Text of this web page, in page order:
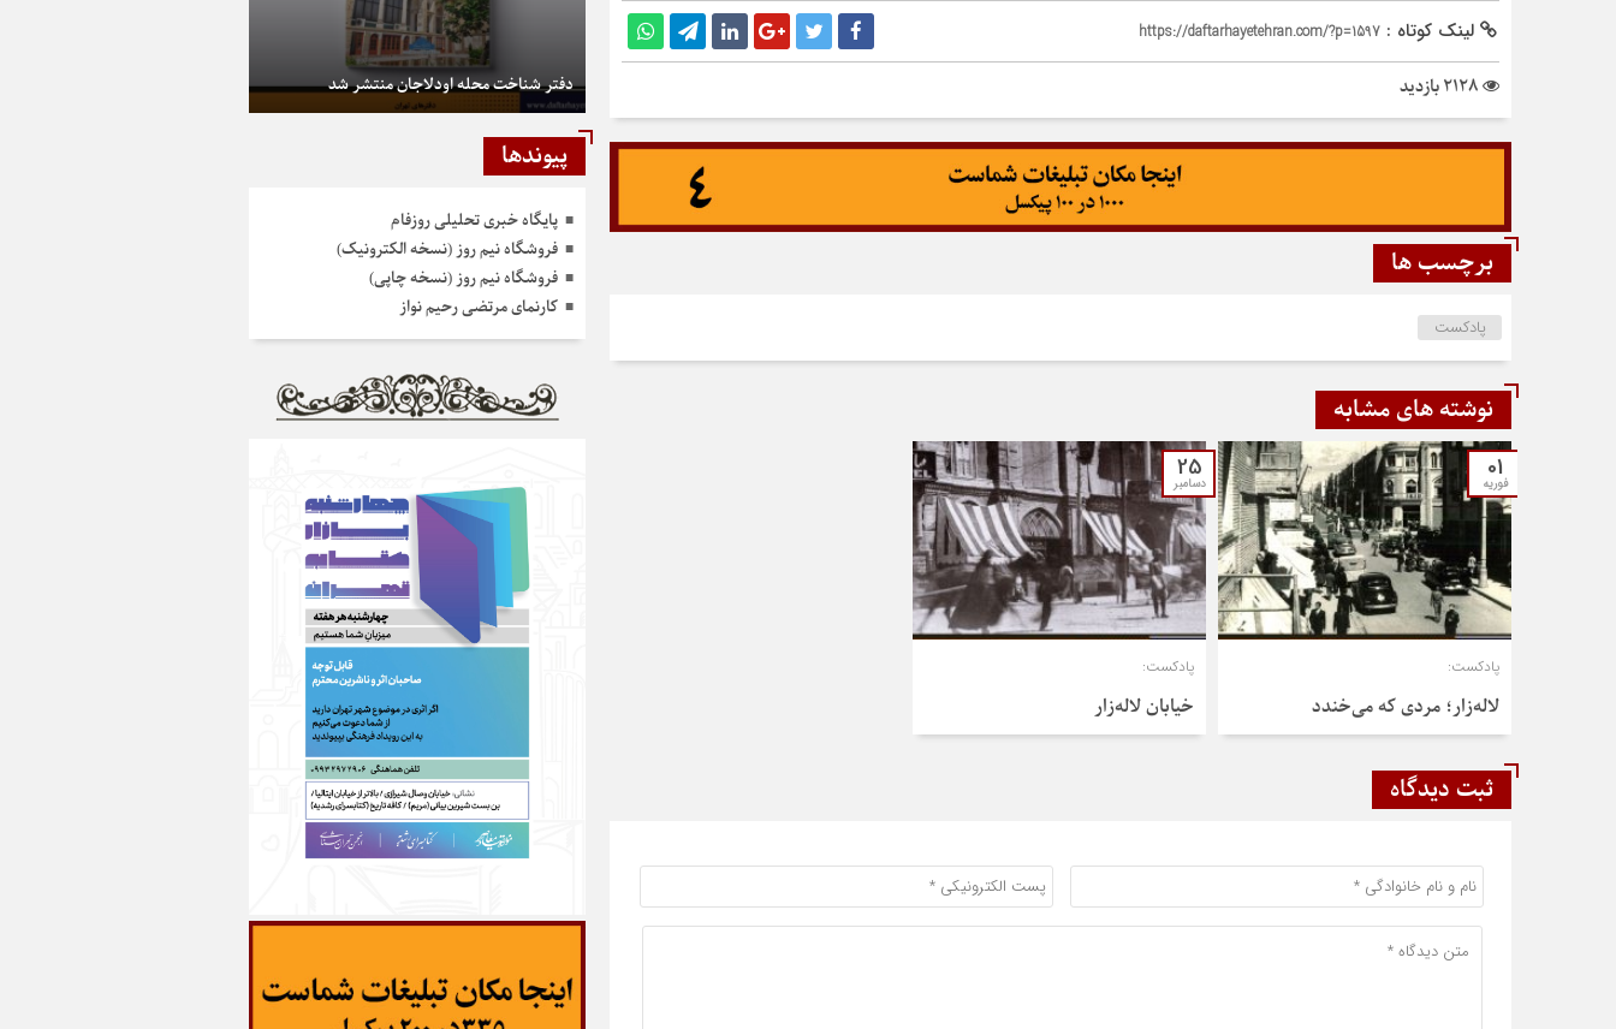
لینک کوتاه : https://daftarhayetehran.com/?p=1597
برچسب ها
پادکست
نوشته های مشابه
01
فوریه
پادکست:
لاله‌زار؛ مردی که می‌خندد
25
دسامبر
پادکست:
خیابان لاله‌زار
ثبت دیدگاه
دفتر شناخت محله اودلاجان منتشر شد
پیوندها
پایگاه خبری تحلیلی روزفام
فروشگاه نیم روز (نسخه الکترونیک)
فروشگاه نیم روز (نسخه چاپی)
کارنمای مرتضی رحیم نواز